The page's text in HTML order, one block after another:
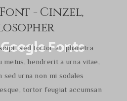
Fonts
- Cinzel,
sed tortor at, pharetra
metus, hendrerit a urna vitae,
urna non mi sodales
tortor feugiat accumsan